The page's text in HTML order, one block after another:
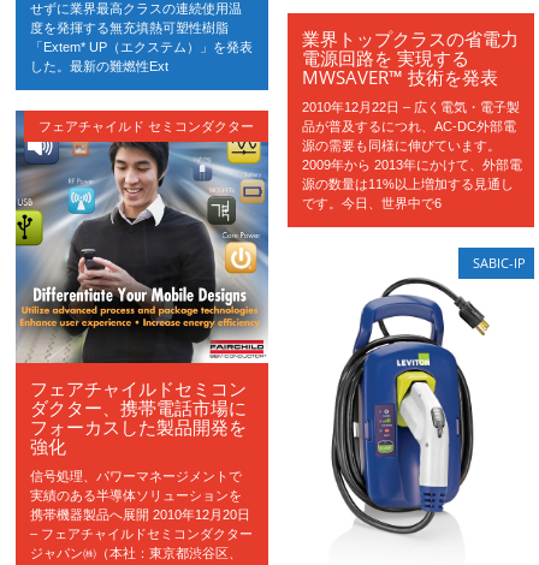
せずに業界最高クラスの連続使用温
度を発揮する無充填熱可塑性樹脂
「Extem* UP（エクステム）」を発表
した。最新の難燃性Ext
業界トップクラスの省電力
電源回路を 実現する
MWSAVER™ 技術を発表
2010年12月22日 – 広く電気・電子製
品が普及するにつれ、AC-DC外部電
源の需要も同様に伸びています。
2009年から 2013年にかけて、外部電
源の数量は11%以上増加する見通し
です。今日、世界中で6
フェアチャイルド セミコンダクター
フェアチャイルドセミコン
ダクター、携帯電話市場に
フォーカスした製品開発を
強化
信号処理、パワーマネージメントで
実績のある半導体ソリューションを
携帯機器製品へ展開 2010年12月20日
– フェアチャイルドセミコンダクター
ジャパン㈱（本社：東京都渋谷区、
SABIC-IP